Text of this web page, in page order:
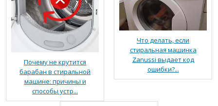
Почему не крутится
барабан в стиральной
машине: причины и
способы устр...
Что делать, если
стиральная машинка
Zanussi выдает код
ошибки?...